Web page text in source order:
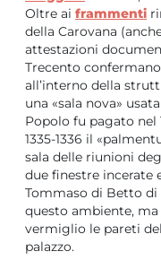
Oltre ai frammenti
della Carovana
attestazioni
Trecento
all’interno della
una «sala nova»
Popolo fu pagato nel
1335-1336 il
sala delle riunioni
due finestre incerate
Tommaso di Betto
questo ambiente,
vermiglio le pareti
palazzo.